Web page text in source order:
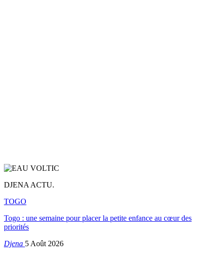
DJENA ACTU.
TOGO
Togo : une semaine pour placer la petite enfance au cœur des
priorités
Djena 5 Août 2026